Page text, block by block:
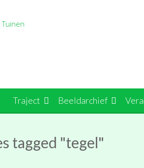
Traject Beeldarchief
tagged "tegel"